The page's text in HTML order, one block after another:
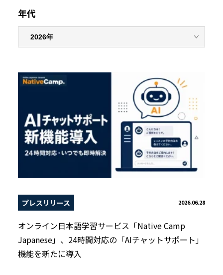
年代
プレスリリース 2026.06.28
オンライン日本語学習サービス「Native Camp
Japanese」、24時間対応の「AIチャットサポート」
機能を新たに導入